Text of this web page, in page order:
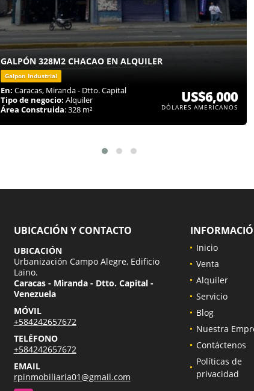
GALPÓN 328M2 CHACAO EN ALQUILER
Galpon Industrial
En: Caracas, Miranda - Dtto. Capital
Tipo de negocio: Alquiler
Área Construida: 328 m²
US$6,000
DÓLARES AMERICANOS
UBICACIÓN Y CONTACTO
UBICACIÓN
Urbanización Campo Alegre, Edificio
Laino.
Caracas - Miranda - Dtto. Capital -
Venezuela
MÓVIL
+584242657672
TELÉFONO
+584242657672
EMAIL
rpinmobiliaria01@gmail.com
Inicio
Venta
Alquiler
Servicio
Blog
Nuestra
Contáctenos
Políticas de
privacidad